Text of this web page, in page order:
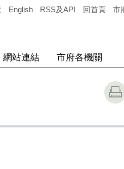
English RSS及API 回首頁 市
網站連結 市府各機關